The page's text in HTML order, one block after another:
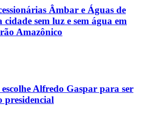
Âmbar e Águas de
sem luz e sem água em
Amazônico
Alfredo Gaspar para ser
presidencial